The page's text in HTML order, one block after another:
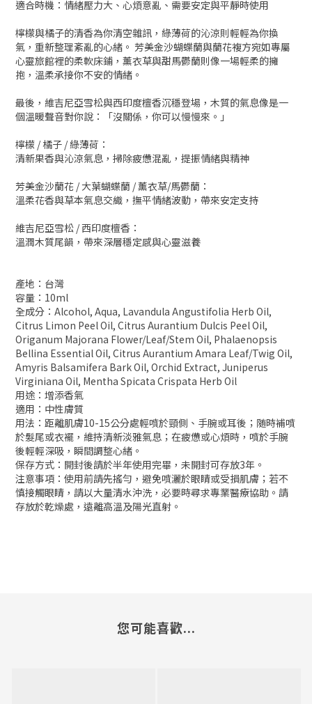
適合時機：情緒壓力大、心煩意亂、需要安定與平靜時使用
檸檬與橘子的清香為你清空雜訊，綠薄荷的沁涼則輕輕為你換
氣，重新整理紊亂的心緒。 芳美金沙蝴蝶蘭與蘭花複方宛如專屬
心靈旅館裡的柔軟床鋪，薰衣草與甜馬鬱蘭則像一場輕柔的擁
抱，溫柔承接你不安的情緒。
最後，維吉尼亞雪松與西印度檀香沉穩登場，木質的氣息像是一
個溫暖聲音對你說：「沒關係，你可以慢慢來。」
檸檬 / 橘子 / 綠薄荷：
清新果香與沁涼氣息，掃除疲憊混亂，提振情緒與精神
芳美金沙蘭花 / 大葉蝴蝶蘭 / 薰衣草/馬鬱蘭：
溫柔花香與草本氣息交織，撫平情緒波動，帶來安定支持
維吉尼亞雪松 / 西印度檀香：
溫潤木質尾韻，帶來深層穩定感與心靈滋養
產地：台灣
容量：10ml
全成分：Alcohol, Aqua, Lavandula Angustifolia Herb Oil,
Citrus Limon Peel Oil, Citrus Aurantium Dulcis Peel Oil,
Origanum Majorana Flower/Leaf/Stem Oil, Phalaenopsis
Bellina Essential Oil, Citrus Aurantium Amara Leaf/Twig Oil,
Amyris Balsamifera Bark Oil, Orchid Extract, Juniperus
Virginiana Oil, Mentha Spicata Crispata Herb Oil
用途：增添香氣
適用：中性膚質
用法：距離肌膚10-15公分處輕噴於頸側、手腕或耳後；随時補噴
於髮尾或衣襬，維持清新淡雅氣息；在疲憊或心煩時，噴於手腕
後輕輕深吸，瞬間調整心緒。
保存方式：開封後請於半年使用完畢，未開封可存放3年。
注意事項：使用前請先搖勻，避免噴灑於眼睛或受損肌膚；若不
慎接觸眼睛，請以大量清水沖洗，必要時尋求專業醫療協助。請
存放於乾燥處，遠離高溫及陽光直射。
您可能喜歡...